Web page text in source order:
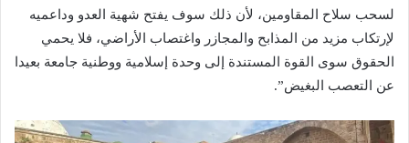
لسحب سلاح المقاومين، لأن ذلك سوف يفتح شهية العدو وداعميه
لإرتكاب مزيد من المذابح والمجازر واغتصاب الأراضي، فلا يحمي
الحقوق سوى القوة المستندة إلى وحدة إسلامية ووطنية جامعة بعيدا
عن التعصب البغيض”.